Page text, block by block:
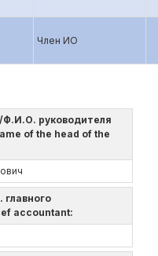
Член ИО
руководителя
of the head of the
accountant: